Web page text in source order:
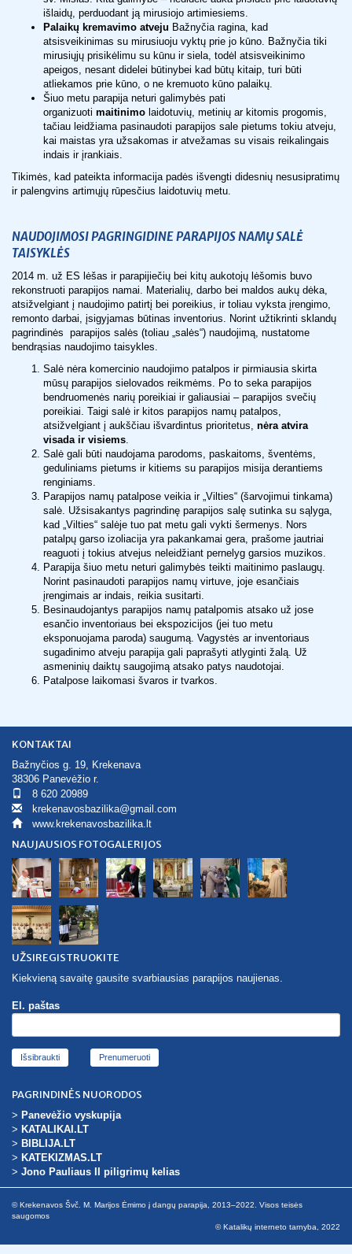
išlaidų, perduodant ją mirusiojo artimiesiems.
Palaikų kremavimo atveju Bažnyčia ragina, kad
atsisveikinimas su mirusiuoju vyktų prie jo kūno. Bažnyčia tiki
mirusiųjų prisikėlimu su kūnu ir siela, todėl atsisveikinimo
apeigos, nesant didelei būtinybei kad būtų kitaip, turi būti
atliekamos prie kūno, o ne kremuoto kūno palaikų.
Šiuo metu parapija neturi galimybės pati
organizuoti maitinimo laidotuvių, metinių ar kitomis progomis,
tačiau leidžiama pasinaudoti parapijos sale pietums tokiu atveju,
kai maistas yra užsakomas ir atvežamas su visais reikalingais
indais ir įrankiais.
Tikimės, kad pateikta informacija padės išvengti didesnių nesusipratimų
ir palengvins artimųjų rūpesčius laidotuvių metu.
NAUDOJIMOSI PAGRINGIDINE PARAPIJOS NAMŲ SALĖ
TAISYKLĖS
2014 m. už ES lėšas ir parapijiečių bei kitų aukotojų lėšomis buvo
rekonstruoti parapijos namai. Materialių, darbo bei maldos aukų dėka,
atsižvelgiant į naudojimo patirtį bei poreikius, ir toliau vyksta įrengimo,
remonto darbai, įsigyjamas būtinas inventorius. Norint užtikrinti sklandų
pagrindinės parapijos salės (toliau „salės“) naudojimą, nustatome
bendrąsias naudojimo taisykles.
Salė nėra komercinio naudojimo patalpos ir pirmiausia skirta
mūsų parapijos sielovados reikmėms. Po to seka parapijos
bendruomenės narių poreikiai ir galiausiai – parapijos svečių
poreikiai. Taigi salė ir kitos parapijos namų patalpos,
atsižvelgiant į aukščiau išvardintus prioritetus, nėra atvira
visada ir visiems
Salė gali būti naudojama parodoms, paskaitoms, šventėms,
geduliniams pietums ir kitiems su parapijos misija derantiems
renginiams.
Parapijos namų patalpose veikia ir „Vilties“ (šarvojimui tinkama)
salė. Užsisakantys pagrindinę parapijos salę sutinka su sąlyga,
kad „Vilties“ salėje tuo pat metu gali vykti šermenys. Nors
patalpų garso izoliacija yra pakankamai gera, prašome jautriai
reaguoti į tokius atvejus neleidžiant pernelyg garsios muzikos.
Parapija šiuo metu neturi galimybės teikti maitinimo paslaugų.
Norint pasinaudoti parapijos namų virtuve, joje esančiais
įrengimais ar indais, reikia susitarti.
Besinaudojantys parapijos namų patalpomis atsako už jose
esančio inventoriaus bei ekspozicijos (jei tuo metu
eksponuojama paroda) saugumą. Vagystės ar inventoriaus
sugadinimo atveju parapija gali paprašyti atlyginti žalą. Už
asmeninių daiktų saugojimą atsako patys naudotojai.
Patalpose laikomasi švaros ir tvarkos.
KONTAKTAI
Bažnyčios g. 19, Krekenava
38306 Panevėžio r.
8 620 20989
krekenavosbazilika@gmail.com
www.krekenavosbazilika.lt
NAUJAUSIOS FOTOGALERIJOS
UŽSIREGISTRUOKITE
Kiekvieną savaitę gausite svarbiausias parapijos naujienas.
El. paštas
Išsibraukti
PAGRINDINĖS NUORODOS
> Panevėžio vyskupija
> KATALIKAI.LT
> BIBLIJA.LT
> KATEKIZMAS.LT
> Jono Pauliaus II piligrimų kelias
© Krekenavos Švč. M. Marijos Ėmimo į dangų parapija, 2013–2022. Visos teisės
saugomos
© Katalikų interneto tarnyba, 2022